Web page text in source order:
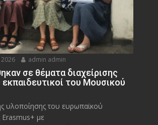
admin admin
σε θέματα διαχείρισης
του Μουσικού
υλοποίησης του ευρωπαϊκού
με